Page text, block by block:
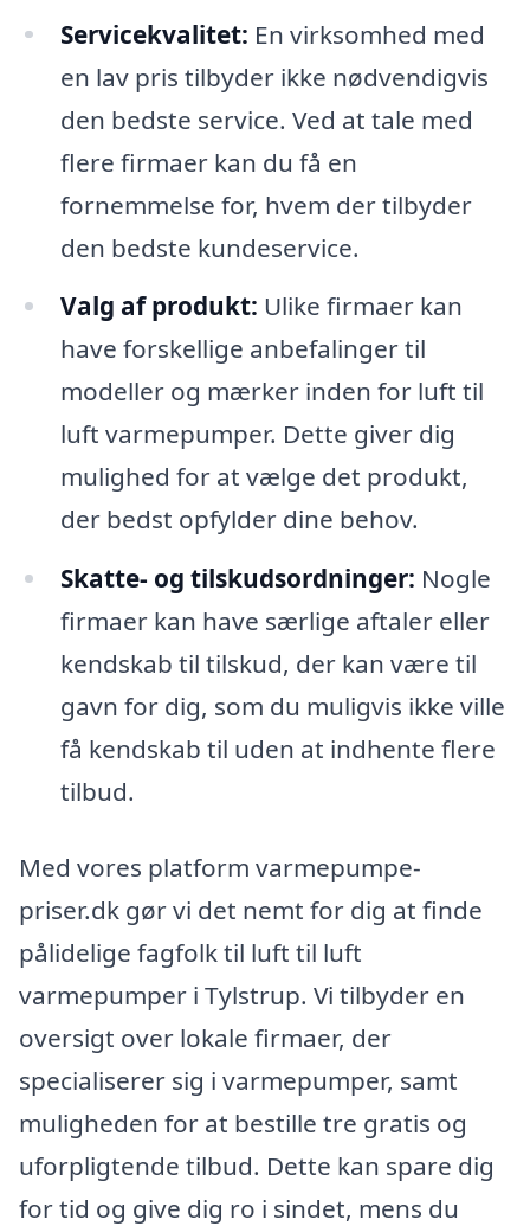
Servicekvalitet: En virksomhed med
en lav pris tilbyder ikke nødvendigvis
den bedste service. Ved at tale med
flere firmaer kan du få en
fornemmelse for, hvem der tilbyder
den bedste kundeservice.
Valg af produkt: Ulike firmaer kan
have forskellige anbefalinger til
modeller og mærker inden for luft til
luft varmepumper. Dette giver dig
mulighed for at vælge det produkt,
der bedst opfylder dine behov.
Skatte- og tilskudsordninger: Nogle
firmaer kan have særlige aftaler eller
kendskab til tilskud, der kan være til
gavn for dig, som du muligvis ikke ville
få kendskab til uden at indhente flere
tilbud.
Med vores platform varmepumpe-
priser.dk gør vi det nemt for dig at finde
pålidelige fagfolk til luft til luft
varmepumper i Tylstrup. Vi tilbyder en
oversigt over lokale firmaer, der
specialiserer sig i varmepumper, samt
muligheden for at bestille tre gratis og
uforpligtende tilbud. Dette kan spare dig
for tid og give dig ro i sindet, mens du